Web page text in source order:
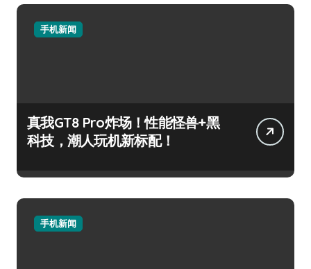
手机新闻
真我GT8 Pro炸场！性能怪兽+黑
科技，潮人玩机新标配！
手机新闻